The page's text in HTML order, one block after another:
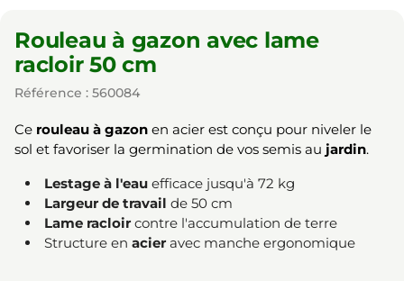
Rouleau à gazon avec lame
racloir 50 cm
Référence : 560084
Ce rouleau à gazon en acier est conçu pour niveler le
sol et favoriser la germination de vos semis au jardin.
Lestage à l'eau efficace jusqu'à 72 kg
Largeur de travail de 50 cm
Lame racloir contre l'accumulation de terre
Structure en acier avec manche ergonomique